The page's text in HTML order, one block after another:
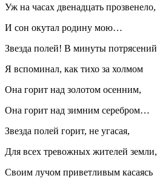
Уж на часах двенадцать прозвенело,
И сон окутал родину мою…
Звезда полей! В минуты потрясений
Я вспоминал, как тихо за холмом
Она горит над золотом осенним,
Она горит над зимним серебром…
Звезда полей горит, не угасая,
Для всех тревожных жителей земли,
Своим лучом приветливым касаясь